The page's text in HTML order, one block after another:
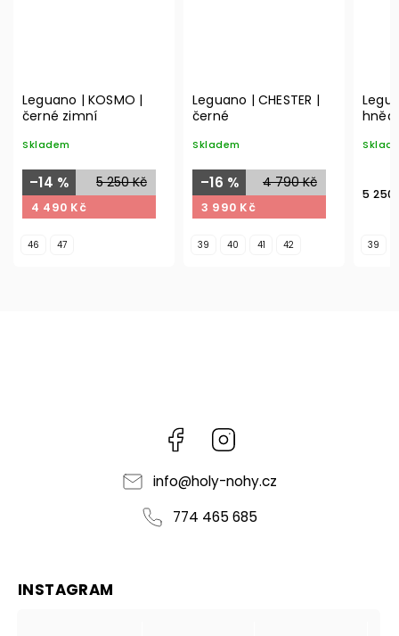
Leguano | KOSMO |
černé zimní
Skladem
5 250 Kč
–14 %
4 490 Kč
46 47
Leguano | CHESTER |
černé
Skladem
4 790 Kč
–16 %
3 990 Kč
39 40 41 42
5 250
39
Facebook
info@holy-nohy.cz
774 465 685
INSTAGRAM